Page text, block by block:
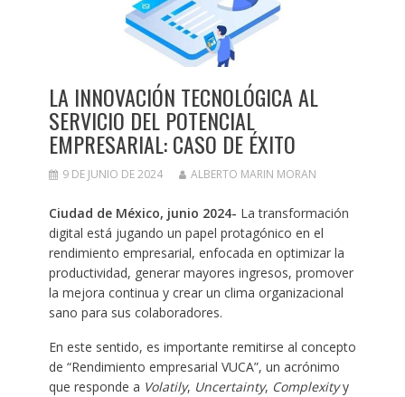
LA INNOVACIÓN TECNOLÓGICA AL
SERVICIO DEL POTENCIAL
EMPRESARIAL: CASO DE ÉXITO
9 DE JUNIO DE 2024 ALBERTO MARIN MORAN
Ciudad de México, junio 2024- La transformación
digital está jugando un papel protagónico en el
rendimiento empresarial, enfocada en optimizar la
productividad, generar mayores ingresos, promover
la mejora continua y crear un clima organizacional
sano para sus colaboradores.
En este sentido, es importante remitirse al concepto
de “Rendimiento empresarial VUCA”, un acrónimo
que responde a Volatily, Uncertainty, Complexityy